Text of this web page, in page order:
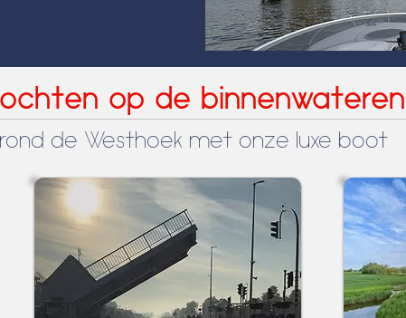
op de binnenwateren
de Westhoek met onze luxe boot